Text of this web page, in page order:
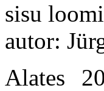
sisu
autor:
Alates